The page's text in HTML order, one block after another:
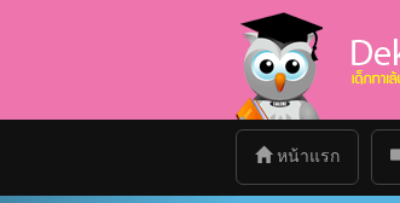
หน้าแรก(current)